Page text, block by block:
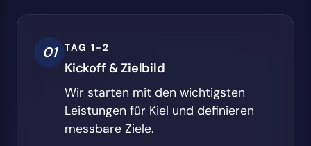
01 TAG 1-2
Kickoff & Zielbild
Wir starten mit den wichtigsten
Leistungen für Kiel und definieren
messbare Ziele.